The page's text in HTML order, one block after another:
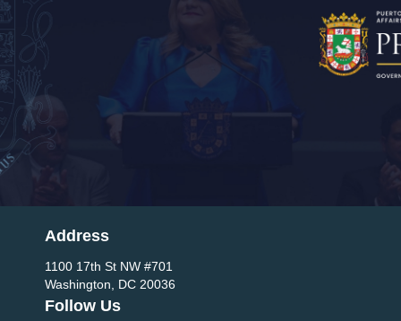
Address
1100 17th St NW #701
Washington, DC 20036
Follow Us